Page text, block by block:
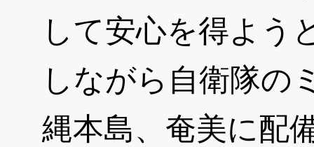
して安心を得よう
しながら自衛隊の
縄本島、奄美に配